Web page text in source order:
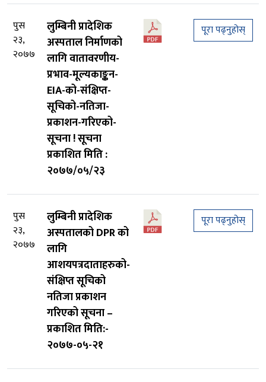
पुस
२३,
२०७७
लुम्बिनी प्रादेशिक
अस्पताल निर्माणको
लागि वातावरणीय-
प्रभाव-मूल्यकाङ्कन-
EIA-को-संक्षिप्त-
सूचिको-नतिजा-
प्रकाशन-गरिएको-
सूचना ! सूचना
प्रकाशित मिति :
२०७७/०५/२३
पूरा पढ्नुहोस्
पुस
२३,
२०७७
लुम्बिनी प्रादेशिक
अस्पतालको DPR को
लागि
आशयपत्रदाताहरुको-
संक्षिप्त सूचिको
नतिजा प्रकाशन
गरिएको सूचना –
प्रकाशित मिति:-
२०७७-०५-२१
पूरा पढ्नुहोस्